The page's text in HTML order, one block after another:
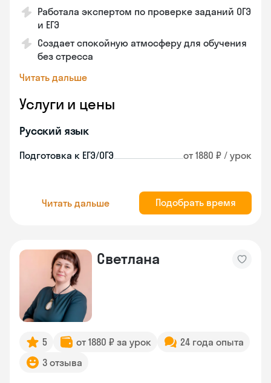
Работала экспертом по проверке заданий ОГЭ
и ЕГЭ
Создает спокойную атмосферу для обучения
без стресса
Читать дальше
Услуги и цены
Русский язык
Подготовка к ЕГЭ/ОГЭ от 1880 ₽ / урок
Читать дальше Подобрать время
Светлана
5 от 1880 ₽ за урок
24 года опыта
3 отзыва